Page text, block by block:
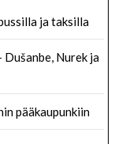
ja taksilla
Nurek ja
pääkaupunkiin